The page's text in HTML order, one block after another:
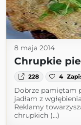
8 maja 2014
Chrupkie
228 4
Dobrze pamiętam
jadłam z
Reklamy
chrupkich (...)